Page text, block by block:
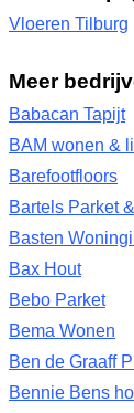
Vloeren Tilburg
Meer
Babacan Tapijt
BAM wonen &
Barefootfloors
Bartels Parket
Basten
Bax Hout
Bebo Parket
Bema Wonen
Ben de Graaff
Bennie Bens